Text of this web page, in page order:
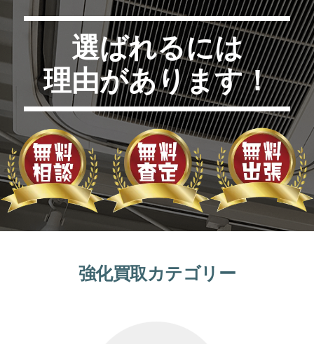
選ばれるには
理由があります！
強化買取カテゴリー